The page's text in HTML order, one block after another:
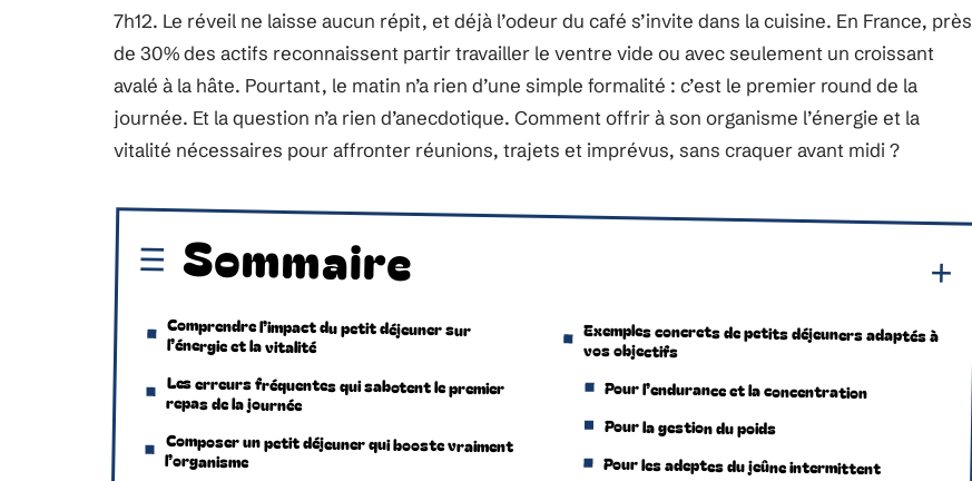
7h12. Le réveil ne laisse aucun répit, et déjà l’odeur du café s’invite dans la cuisine. En France, près
de 30% des actifs reconnaissent partir travailler le ventre vide ou avec seulement un croissant
avalé à la hâte. Pourtant, le matin n’a rien d’une simple formalité : c’est le premier round de la
journée. Et la question n’a rien d’anecdotique. Comment offrir à son organisme l’énergie et la
vitalité nécessaires pour affronter réunions, trajets et imprévus, sans craquer avant midi ?
Sommaire
Comprendre l’impact du petit déjeuner sur
l’énergie et la vitalité
Les erreurs fréquentes qui sabotent le premier
repas de la journée
Composer un petit déjeuner qui booste vraiment
l’organisme
Exemples concrets de petits déjeuners adaptés à
vos objectifs
Pour l’endurance et la concentration
Pour la gestion du poids
Pour les adeptes du jeûne intermittent